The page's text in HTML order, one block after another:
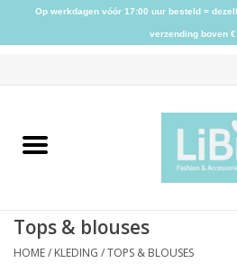
Home
Kleding
Tops & blouses
HOME/ KLEDING /TOPS & BLOUSES
Op werkdagen vóór 17:00 uur besteld =
verzending boven €